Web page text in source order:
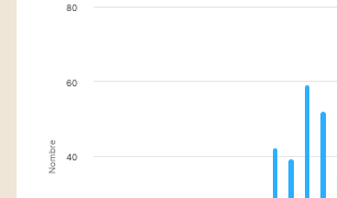
Nombre 40
60
80